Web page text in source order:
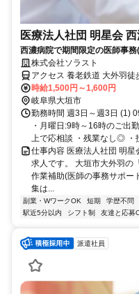
医療法人社団 明星会
西濃病院で期間限定の医師事
株式会社ソラスト
アクセス 養老鉄道 大外羽
老鉄道 烏江徒歩約23分 「
通勤可,自転車通勤可,駐車場
時給1,500円～1,600円
岐阜県大垣市
勤務時間 週3日～週3日 (1)
・月曜日:9時～16時のご出
上で応相談 ・残業なし◎ ・
仕事内容 医療法人社団 明
求人です。 大垣市大外羽の
作業補助(医師の事務サポー
集は...
副業・WワークOK 短期 学歴不問
駅近5分以内
シフト制 友達と応募
派遣社員